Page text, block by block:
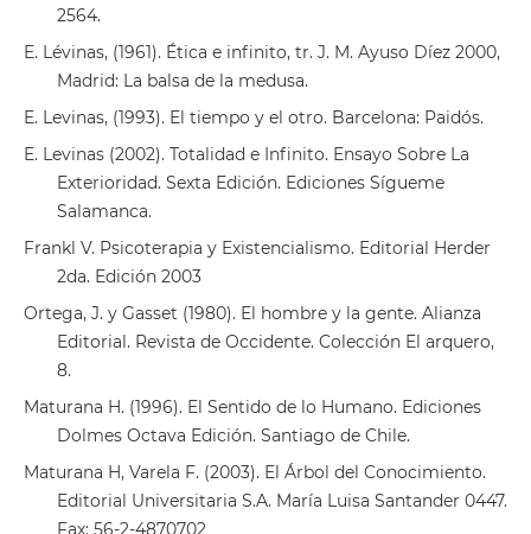
2564.
E. Lévinas, (1961). Ética e infinito, tr. J. M. Ayuso Díez 2000,
Madrid: La balsa de la medusa.
E. Levinas, (1993). El tiempo y el otro. Barcelona: Paidós.
E. Levinas (2002). Totalidad e Infinito. Ensayo Sobre La
Exterioridad. Sexta Edición. Ediciones Sígueme
Salamanca.
Frankl V. Psicoterapia y Existencialismo. Editorial Herder
2da. Edición 2003
Ortega, J. y Gasset (1980). El hombre y la gente. Alianza
Editorial. Revista de Occidente. Colección El arquero,
8.
Maturana H. (1996). El Sentido de lo Humano. Ediciones
Dolmes Octava Edición. Santiago de Chile.
Maturana H, Varela F. (2003). El Árbol del Conocimiento.
Editorial Universitaria S.A. María Luisa Santander 0447.
Fax: 56-2-4870702